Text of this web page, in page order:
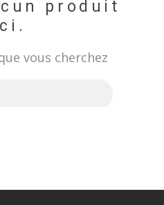
produit
vous cherchez